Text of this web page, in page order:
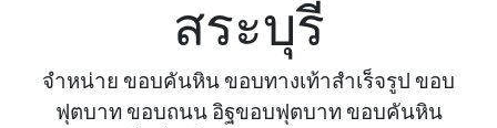
สระบุรี
จำหน่าย ขอบคันหิน ขอบทางเท้าสำเร็จรูป ขอบ
ฟุตบาท ขอบถนน อิฐขอบฟุตบาท ขอบคันหิน